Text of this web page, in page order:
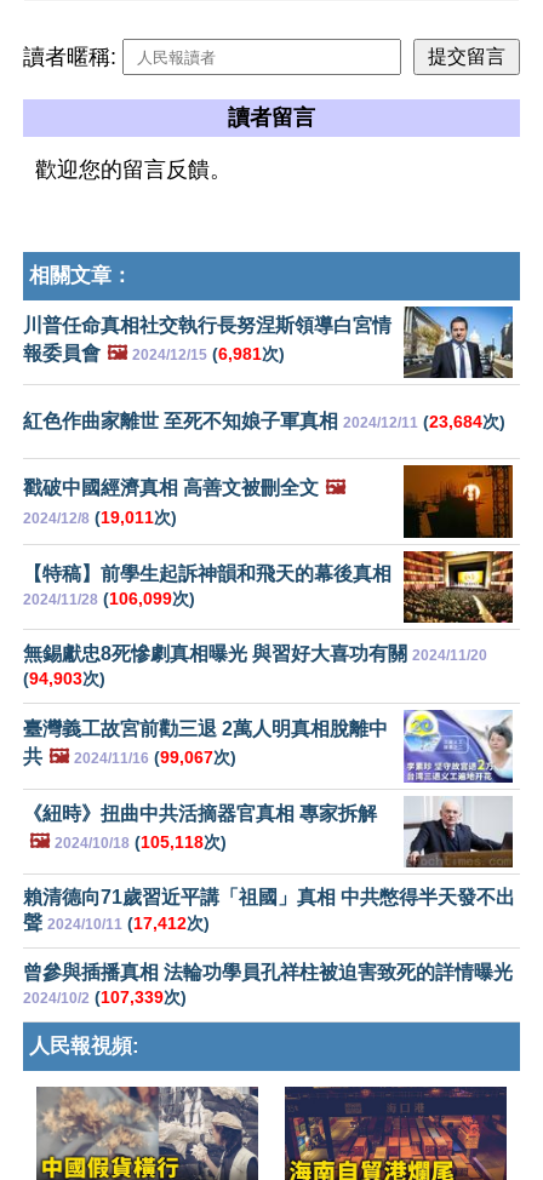
讀者暱稱:
讀者留言
歡迎您的留言反饋。
相關文章：
川普任命真相社交執行長努涅斯領導白宮情
報委員會 🖼️ 2024/12/15 (6,981次)
紅色作曲家離世 至死不知娘子軍真相 2024/12/11 (23,684次)
戳破中國經濟真相 高善文被刪全文 🖼️
2024/12/8 (19,011次)
【特稿】前學生起訴神韻和飛天的幕後真相
2024/11/28 (106,099次)
無錫獻忠8死慘劇真相曝光 與習好大喜功有關 2024/11/20
(94,903次)
臺灣義工故宮前勸三退 2萬人明真相脫離中
共 🖼️ 2024/11/16 (99,067次)
《紐時》扭曲中共活摘器官真相 專家拆解
🖼️ 2024/10/18 (105,118次)
賴清德向71歲習近平講「祖國」真相 中共憋得半天發不出
聲 2024/10/11 (17,412次)
曾參與插播真相 法輪功學員孔祥柱被迫害致死的詳情曝光
2024/10/2 (107,339次)
人民報視頻: